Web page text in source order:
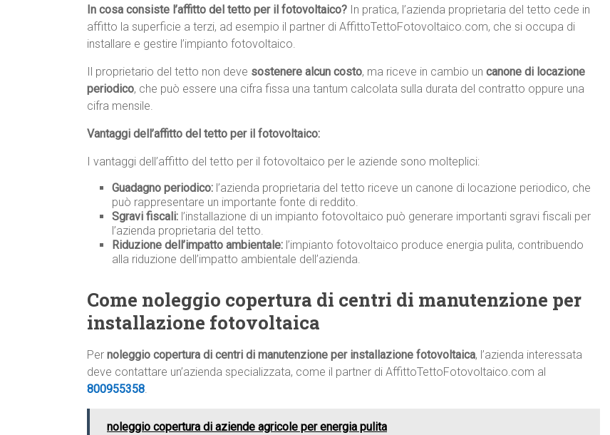
In cosa consiste l’affitto del tetto per il fotovoltaico? In pratica, l’azienda proprietaria del tetto cede in
affitto la superficie a terzi, ad esempio il partner di AffittoTettoFotovoltaico.com, che si occupa di
installare e gestire l’impianto fotovoltaico.
Il proprietario del tetto non deve sostenere alcun costo, ma riceve in cambio un canone di locazione
periodico, che può essere una cifra fissa una tantum calcolata sulla durata del contratto oppure una
cifra mensile.
Vantaggi dell’affitto del tetto per il fotovoltaico:
I vantaggi dell’affitto del tetto per il fotovoltaico per le aziende sono molteplici:
Guadagno periodico: l’azienda proprietaria del tetto riceve un canone di locazione periodico, che
può rappresentare un importante fonte di reddito.
Sgravi fiscali: l’installazione di un impianto fotovoltaico può generare importanti sgravi fiscali per
l’azienda proprietaria del tetto.
Riduzione dell’impatto ambientale: l’impianto fotovoltaico produce energia pulita, contribuendo
alla riduzione dell’impatto ambientale dell’azienda.
Come noleggio copertura di centri di manutenzione per
installazione fotovoltaica
Per noleggio copertura di centri di manutenzione per installazione fotovoltaica, l’azienda interessata
deve contattare un’azienda specializzata, come il partner di AffittoTettoFotovoltaico.com al
800955358.
noleggio copertura di aziende agricole per energia pulita